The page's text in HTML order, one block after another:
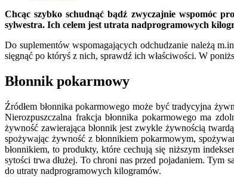
Chcąc szybko schudnąć bądź zwyczajnie wspomóc
sylwestra. Ich celem jest utrata nadprogramowych
Do suplementów wspomagających odchudzanie należą
sięgnąć po któryś z nich, sprawdź ich właściwości. W
Błonnik pokarmowy
Źródłem błonnika pokarmowego może być tradycyjna
Nierozpuszczalna frakcja błonnika pokarmowego ma
żywność zawierająca błonnik jest zwykle żywnością
spożywając żywność z błonnikiem pokarmowym,
błonnikiem, to produkty, które cechują się niższym
sytości trwa dłużej. To chroni nas przed pojadaniem. Tym
do utraty nadprogramowych kilogramów.